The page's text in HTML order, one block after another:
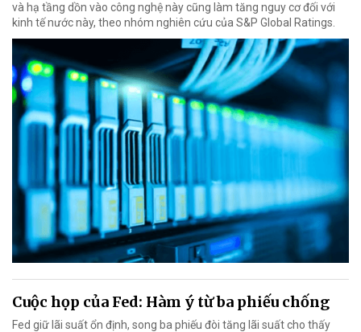
và hạ tầng dồn vào công nghệ này cũng làm tăng nguy cơ đối với
kinh tế nước này, theo nhóm nghiên cứu của S&P Global Ratings.
Cuộc họp của Fed: Hàm ý từ ba phiếu chống
Fed giữ lãi suất ổn định, song ba phiếu đòi tăng lãi suất cho thấy